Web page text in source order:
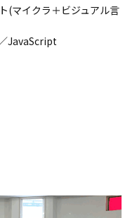
(マイクラ＋ビジュアル言
JavaScript